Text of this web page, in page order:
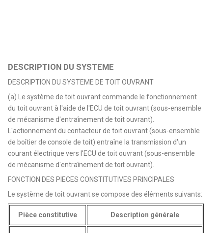
DESCRIPTION DU SYSTEME
DESCRIPTION DU SYSTEME DE TOIT OUVRANT
(a) Le système de toit ouvrant commande le fonctionnement
du toit ouvrant à l'aide de l'ECU de toit ouvrant (sous-ensemble
de mécanisme d'entraînement de toit ouvrant).
L'actionnement du contacteur de toit ouvrant (sous-ensemble
de boîtier de console de toit) entraîne la transmission d'un
courant électrique vers l'ECU de toit ouvrant (sous-ensemble
de mécanisme d'entraînement de toit ouvrant).
FONCTION DES PIECES CONSTITUTIVES PRINCIPALES
Le système de toit ouvrant se compose des éléments suivants:
Pièce constitutive Description générale